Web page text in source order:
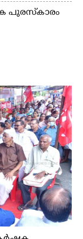
പുരസ്‌കാരം